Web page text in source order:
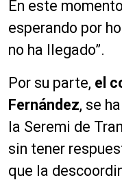
En este
esperando por
no ha llegado”.
Por su parte, el
Fernández, se
la Seremi de
sin tener
que la